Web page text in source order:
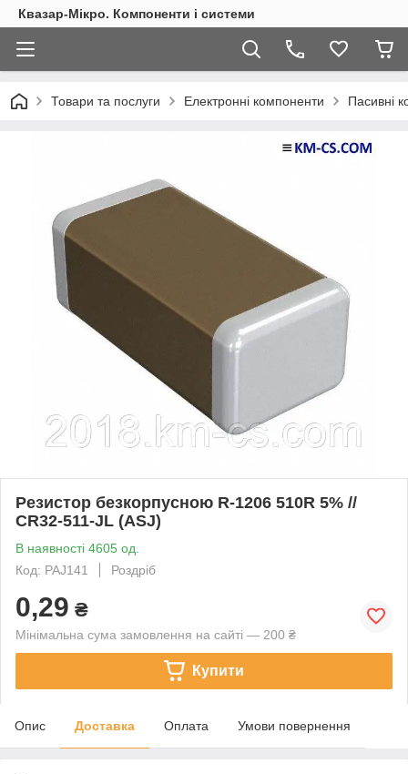
Квазар-Мікро. Компоненти і системи
Товари та послуги Електронні компоненти Пасивні
Резистор безкорпусною R-1206 510R 5% //
CR32-511-JL (ASJ)
В наявності 4605 од.
Код: PAJ141
Роздріб
0,29 ₴
Мінімальна сума замовлення на сайті — 200 ₴
Купити
Опис Доставка Оплата Умови повернення